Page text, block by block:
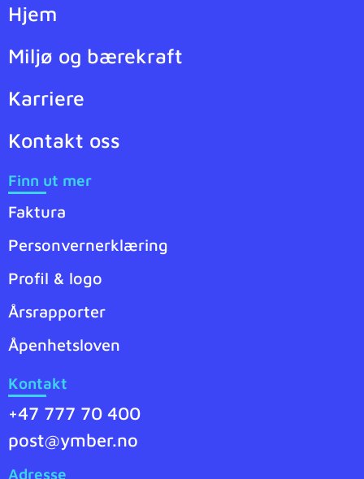
Hjem
Miljø og bærekraft
Karriere
Kontakt oss
Finn ut mer
Faktura
Personvernerklæring
Profil & logo
Årsrapporter
Åpenhetsloven
Kontakt
+47 777 70 400
post@ymber.no
Adresse